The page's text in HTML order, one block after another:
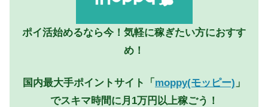
ポイ活始めるなら今！気軽に稼ぎたい方におすす
め！
国内最大手ポイントサイト「 moppy(モッピー) 」
でスキマ時間に月1万円以上稼ごう！